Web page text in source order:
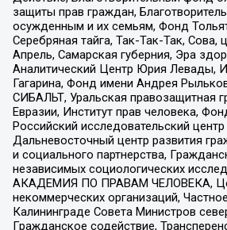
защиты прав граждан,
осужденным и их семьям, Фонд
Серебряная тайга, Так-Так-Так, Сова,
Апрель, Самарская губерния, Эра
Аналитический Центр Юрия Левады,
Гагарина, Фонд имени Андрея
СИБАЛЬТ, Уральская правозащитная
Евразии, Институт прав человека,
Российский исследовательский
Дальневосточный центр развития
и социального партнерства,
независимых социологических
АКАДЕМИЯ ПО ПРАВАМ ЧЕЛОВЕКА,
некоммерческих организаций,
Калининграде Совета Министров
Гражданское содействие,